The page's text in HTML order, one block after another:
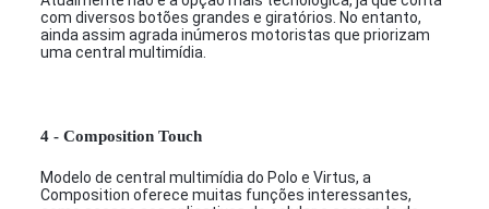
com diversos botões grandes e giratórios. No entanto,
ainda assim agrada inúmeros motoristas que priorizam
uma central multimídia.
4 - Composition Touch
Modelo de central multimídia do Polo e Virtus, a
Composition oferece muitas funções interessantes,